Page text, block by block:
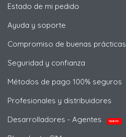
Estado de mi pedido
Ayuda y soporte
Compromiso de buenas prácticas
Seguridad y confianza
Métodos de pago 100% seguros
Profesionales y distribuidores
Desarrolladores - Agentes
NUEVO